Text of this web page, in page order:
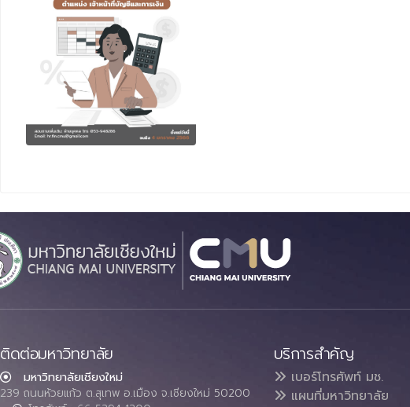
ติดต่อมหาวิทยาลัย
มหาวิทยาลัยเชียงใหม่
239 ถนนห้วยแก้ว ต.สุเทพ อ.เมือง จ.เชียงใหม่ 50200
บริการสำคัญ
เบอร์โทรศัพท์ มช.
แผนที่มหาวิทยาลัย